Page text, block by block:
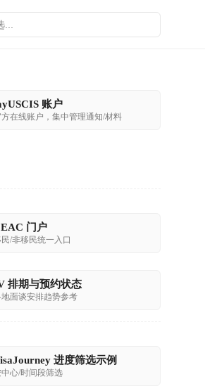
账户
在线账户，集中管理通知/材料
门户
/非移民统一入口
排期与预约状态
面谈安排趋势参考
进度筛选示例
心/时间段筛选